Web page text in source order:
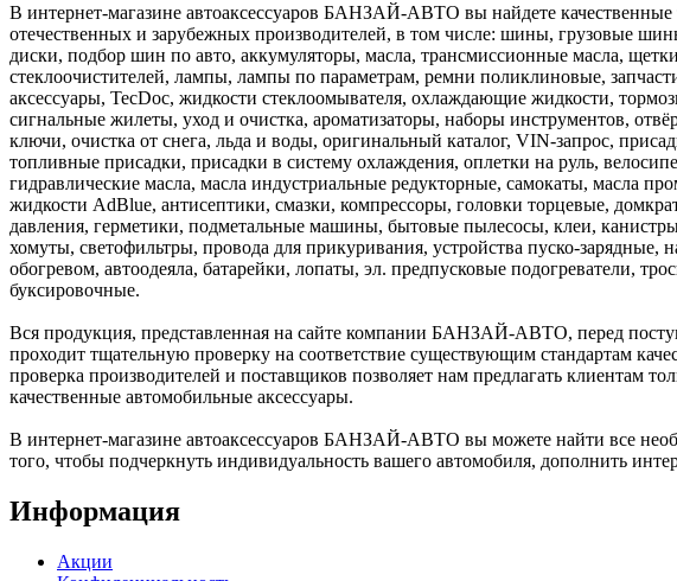
В интернет-магазине автоаксессуаров БАНЗАЙ-АВТО вы найдете качественные
отечественных и зарубежных производителей, в том числе: шины, грузовые
диски, подбор шин по авто, аккумуляторы, масла, трансмиссионные масла, щетки
стеклоочистителей, лампы, лампы по параметрам, ремни поликлиновые,
аксессуары, TecDoc, жидкости стеклоомывателя, охлаждающие жидкости,
сигнальные жилеты, уход и очистка, ароматизаторы, наборы инструментов,
ключи, очистка от снега, льда и воды, оригинальный каталог, VIN-запрос,
топливные присадки, присадки в систему охлаждения, оплетки на руль,
гидравлические масла, масла индустриальные редукторные, самокаты, масла
жидкости AdBlue, антисептики, смазки, компрессоры, головки торцевые,
давления, герметики, подметальные машины, бытовые пылесосы, клеи,
хомуты, светофильтры, провода для прикуривания, устройства пуско-зарядные,
обогревом, автоодеяла, батарейки, лопаты, эл. предпусковые подогреватели,
буксировочные.
Вся продукция, представленная на сайте компании БАНЗАЙ-АВТО, перед
проходит тщательную проверку на соответствие существующим стандартам
проверка производителей и поставщиков позволяет нам предлагать клиентам
качественные автомобильные аксессуары.
В интернет-магазине автоаксессуаров БАНЗАЙ-АВТО вы можете найти все
того, чтобы подчеркнуть индивидуальность вашего автомобиля, дополнить
Информация
Акции